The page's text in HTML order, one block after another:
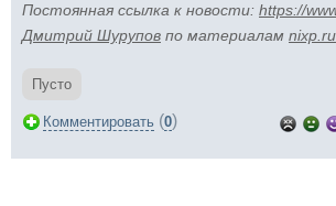
Постоянная ссылка к новости: https://
Дмитрий Шурупов по материалам nixp.ru
Пусто
Комментировать (0)